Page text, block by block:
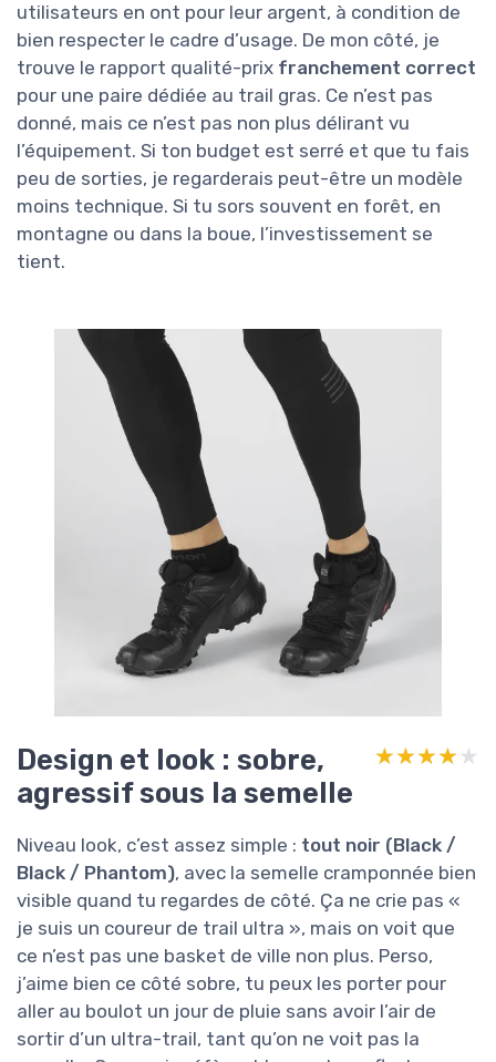
utilisateurs en ont pour leur argent, à condition de
bien respecter le cadre d’usage. De mon côté, je
trouve le rapport qualité-prix franchement correct
pour une paire dédiée au trail gras. Ce n’est pas
donné, mais ce n’est pas non plus délirant vu
l’équipement. Si ton budget est serré et que tu fais
peu de sorties, je regarderais peut-être un modèle
moins technique. Si tu sors souvent en forêt, en
montagne ou dans la boue, l’investissement se
tient.
Design et look : sobre,
agressif sous la semelle
★★★★★
★★★★★
Niveau look, c’est assez simple : tout noir (Black /
Black / Phantom), avec la semelle cramponnée bien
visible quand tu regardes de côté. Ça ne crie pas «
je suis un coureur de trail ultra », mais on voit que
ce n’est pas une basket de ville non plus. Perso,
j’aime bien ce côté sobre, tu peux les porter pour
aller au boulot un jour de pluie sans avoir l’air de
sortir d’un ultra-trail, tant qu’on ne voit pas la